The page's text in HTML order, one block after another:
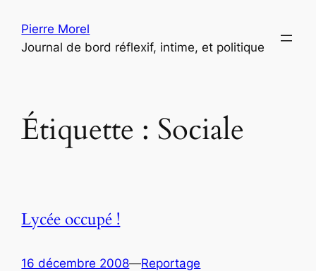
contenu
Pierre Morel
Journal de bord réflexif, intime, et politique
Étiquette : Sociale
Lycée occupé !
16 décembre 2008—Reportage